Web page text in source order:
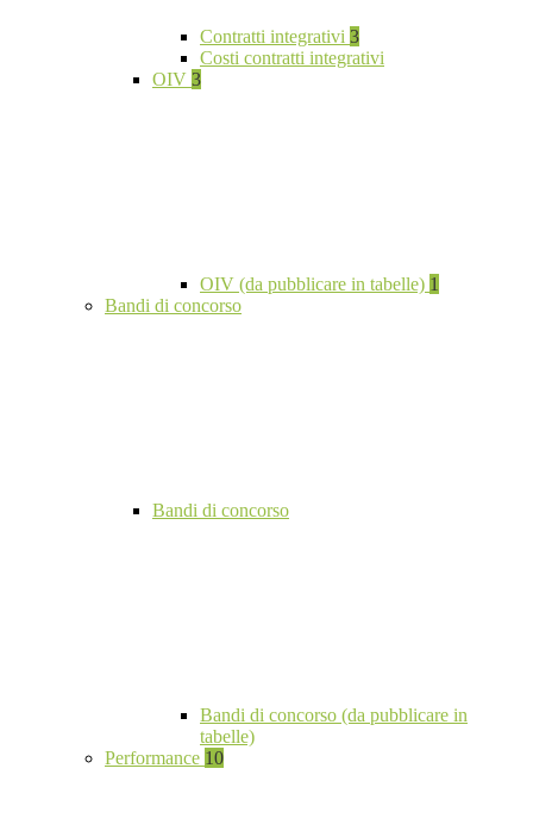
Contratti integrativi 3
Costi contratti integrativi
OIV 3
OIV (da pubblicare in tabelle) 1
Bandi di concorso
Bandi di concorso
Bandi di concorso (da pubblicare in
tabelle)
Performance 10